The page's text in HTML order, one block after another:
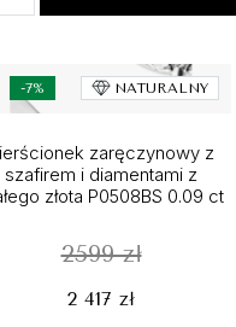
-7% NATURALNY
zaręczynowy z
szafirem i diamentami z
złota P0508BS 0.09 ct
2599 zł
2 417 zł